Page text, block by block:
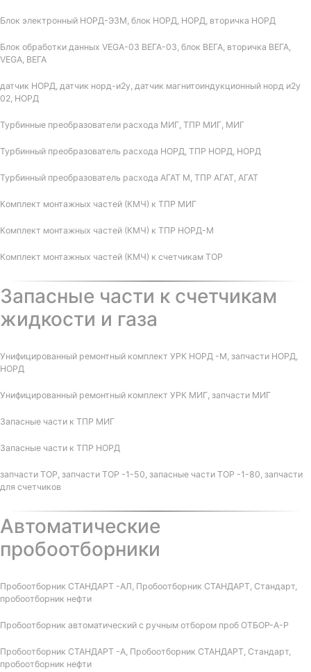
Блок электронный НОРД-Э3М, блок НОРД, НОРД, вторичка НОРД
Блок обработки данных VEGA-03 ВЕГА-03, блок ВЕГА, вторичка ВЕГА,
VEGA, ВЕГА
датчик НОРД, датчик норд-и2у, датчик магнитоиндукционный норд и2у
02, НОРД
Турбинные преобразователи расхода МИГ, ТПР МИГ, МИГ
Турбинный преобразователь расхода НОРД, ТПР НОРД, НОРД
Турбинный преобразователь расхода АГАТ М, ТПР АГАТ, АГАТ
Комплект монтажных частей (КМЧ) к ТПР МИГ
Комплект монтажных частей (КМЧ) к ТПР НОРД-М
Комплект монтажных частей (КМЧ) к счетчикам ТОР
Запасные части к счетчикам
жидкости и газа
Унифицированный ремонтный комплект УРК НОРД -М, запчасти НОРД,
НОРД
Унифицированный ремонтный комплект УРК МИГ, запчасти МИГ
Запасные части к ТПР МИГ
Запасные части к ТПР НОРД
запчасти ТОР, запчасти ТОР -1-50, запасные части ТОР -1-80, запчасти
для счетчиков
Автоматические
пробоотборники
Пробоотборник СТАНДАРТ -АЛ, Пробоотборник СТАНДАРТ, Стандарт,
пробоотборник нефти
Пробоотборник автоматический с ручным отбором проб ОТБОР-А-Р
Пробоотборник СТАНДАРТ -А, Пробоотборник СТАНДАРТ, Стандарт,
пробоотборник нефти